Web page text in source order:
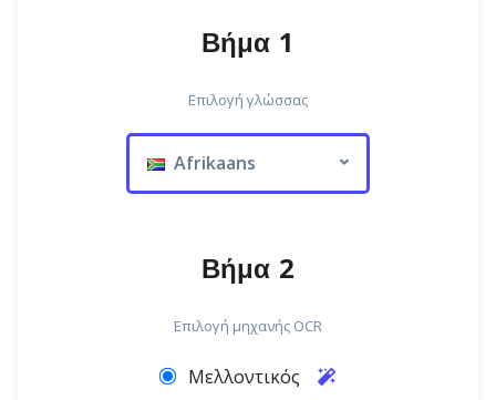
Βήμα 1
Επιλογή γλώσσας
Afrikaans
Βήμα 2
Επιλογή μηχανής OCR
Μελλοντικός